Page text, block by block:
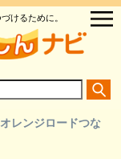
けるために。
オレンジロードつな